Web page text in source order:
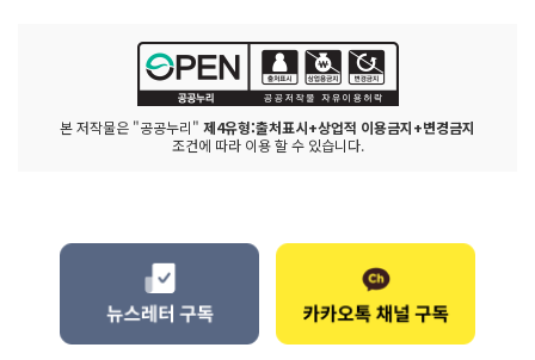
본 저작물은 "공공누리" 제4유형:출처표시+상업적 이용금지+변경금지
조건에 따라 이용 할 수 있습니다.